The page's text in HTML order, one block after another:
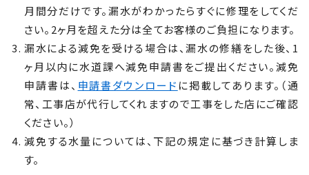
月間分だけです。漏水がわかったらすぐに修理をしてくだ
さい。2ヶ月を超えた分は全てお客様のご負担になります。
漏水による減免を受ける場合は、漏水の修繕をした後、1
ヶ月以内に水道課へ減免申請書をご提出ください。減免
申請書は、 申請書ダウンロード に掲載してあります。（通
常、工事店が代行してくれますので工事をした店にご確認
ください。）
減免する水量については、下記の規定に基づき計算しま
す。